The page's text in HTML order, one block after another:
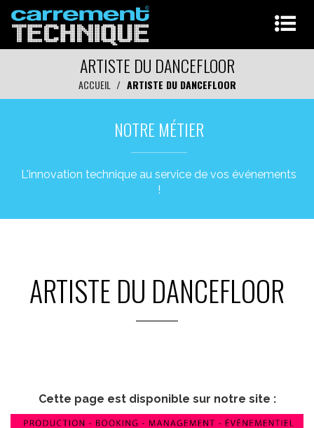
ARTISTE DU DANCEFLOOR
ACCUEIL ARTISTE DU DANCEFLOOR
NOTRE MÉTIER
L'innovation technique au service de vos événements
!
ARTISTE DU DANCEFLOOR
Cette page est disponible sur notre site :